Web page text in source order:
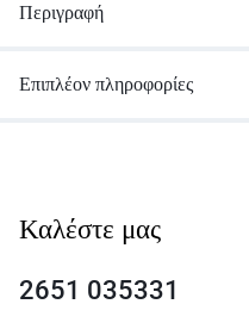
Περιγραφή
Επιπλέον πληροφορίες
Καλέστε μας
2651 035331